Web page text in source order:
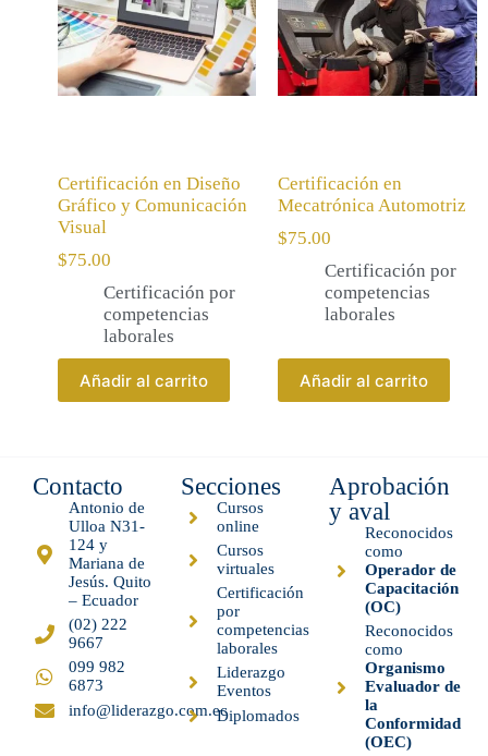
Certificación en Diseño
Gráfico y Comunicación
Visual
$75.00
Certificación por
competencias
laborales
Añadir al carrito
Certificación en
Mecatrónica Automotriz
$75.00
Certificación por
competencias
laborales
Añadir al carrito
Contacto
Antonio de
Ulloa N31-
124 y
Mariana de
Jesús. Quito
– Ecuador
(02) 222
9667
099 982
6873
info@liderazgo.com.ec
Secciones
Cursos
online
Cursos
virtuales
Certificación
por
competencias
laborales
Liderazgo
Eventos
Diplomados
Aprobación
y aval
Reconocidos
como
Operador de
Capacitación
(OC)
Reconocidos
como
Organismo
Evaluador de
la
Conformidad
(OEC)